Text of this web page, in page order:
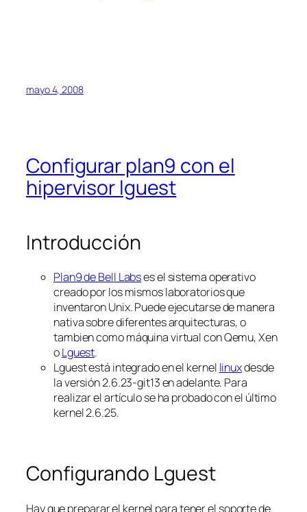
mayo 4, 2008
Configurar plan9 con el
hipervisor lguest
Introducción
Plan9 de Bell Labses el sistema operativo
creado por los mismos laboratorios que
inventaron Unix. Puede ejecutarse de manera
nativa sobre diferentes arquitecturas, o
tambien como máquina virtual con Qemu, Xen
oLguest.
Lguest está integrado en el kernel linuxdesde
la versión 2.6.23-git13 en adelante. Para
realizar el artículo se ha probado con el último
kernel 2.6.25.
Configurando Lguest
Hay que preparar el kernel para tener el soporte de